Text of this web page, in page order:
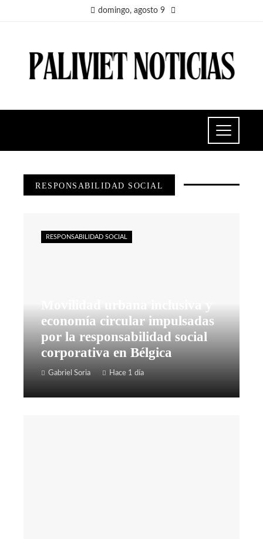
domingo, agosto 9
RESPONSABILIDAD SOCIAL
economía circular impulsadas
por la responsabilidad social
corporativa en Bélgica
Gabriel Soria Hace 1 día
RESPONSABILIDAD SOCIAL